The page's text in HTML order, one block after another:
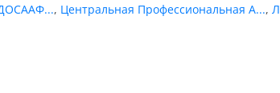
, Центральная Профессиональная А...,